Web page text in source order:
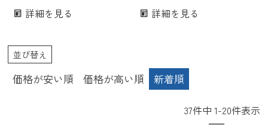
マットレスセット ベッドセッ
ブルサイズ 収納 収納付き 引き
出し すのこ スノコ コンパクト
詳細を見る
マットレスセット ベッドセッ
詳細を見る
並び替え
価格が安い順 価格が高い順 新着順
37件中 1-20件表示